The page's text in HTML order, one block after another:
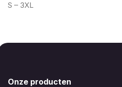
S – 3XL
Onze producten